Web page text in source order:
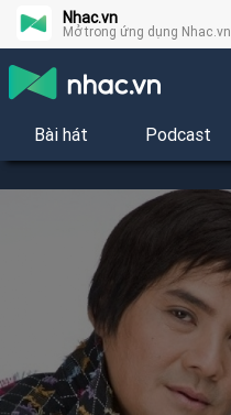
Nhac.vn
Mở trong ứng dụng Nhac.vn
Bài hát Podcast